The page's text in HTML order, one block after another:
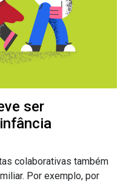
ser
colaborativas também
Por exemplo, por